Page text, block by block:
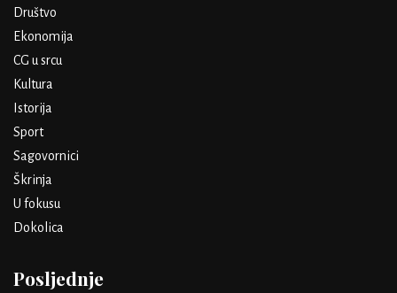
Društvo
Ekonomija
CG u srcu
Kultura
Istorija
Sport
Sagovornici
Škrinja
U fokusu
Dokolica
Posljednje